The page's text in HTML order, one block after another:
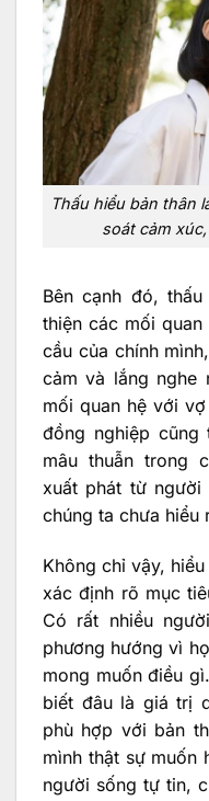
Thấu hiểu bản thân
soát cảm
Bên cạnh đó,
thiện các mối
cầu của chính
cảm và lắng nghe
mối quan hệ với
đồng nghiệp cũng
mâu thuẫn trong
xuất phát từ
chúng ta chưa hiểu
Không chỉ vậy,
xác định rõ mục
Có rất nhiều
phương hướng vì
mong muốn điều
biết đâu là giá trị
phù hợp với bản
mình thật sự muốn
người sống tự tin,